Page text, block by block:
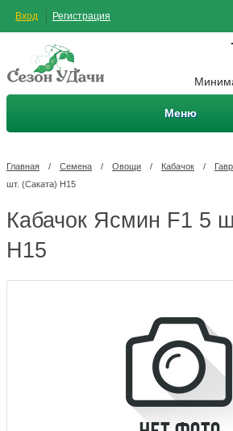
Вход Регистрация
Меню
Главная / Семена / Овощи / Кабачок /
шт. (Саката) Н15
Кабачок Ясмин F1 5
Н15